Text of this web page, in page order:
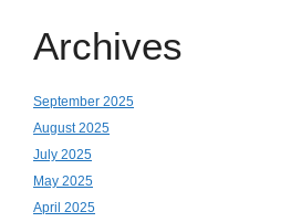
Archives
September 2025
August 2025
July 2025
May 2025
April 2025